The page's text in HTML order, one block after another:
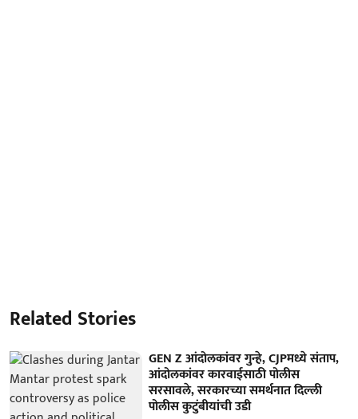
Related Stories
GEN Z आंदोलकांवर गुन्हे, CJPमध्ये संताप,
आंदोलकांवर कारवाईसाठी पोलीस
सरसावले, सरकारच्या समर्थनात दिल्ली
पोलीस कुटुंबीयांची उडी